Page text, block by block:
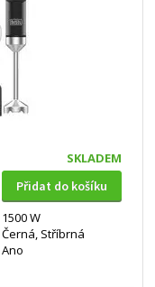
SKLADEM
Přidat do košíku
1500 W
Černá, Stříbrná
Ano